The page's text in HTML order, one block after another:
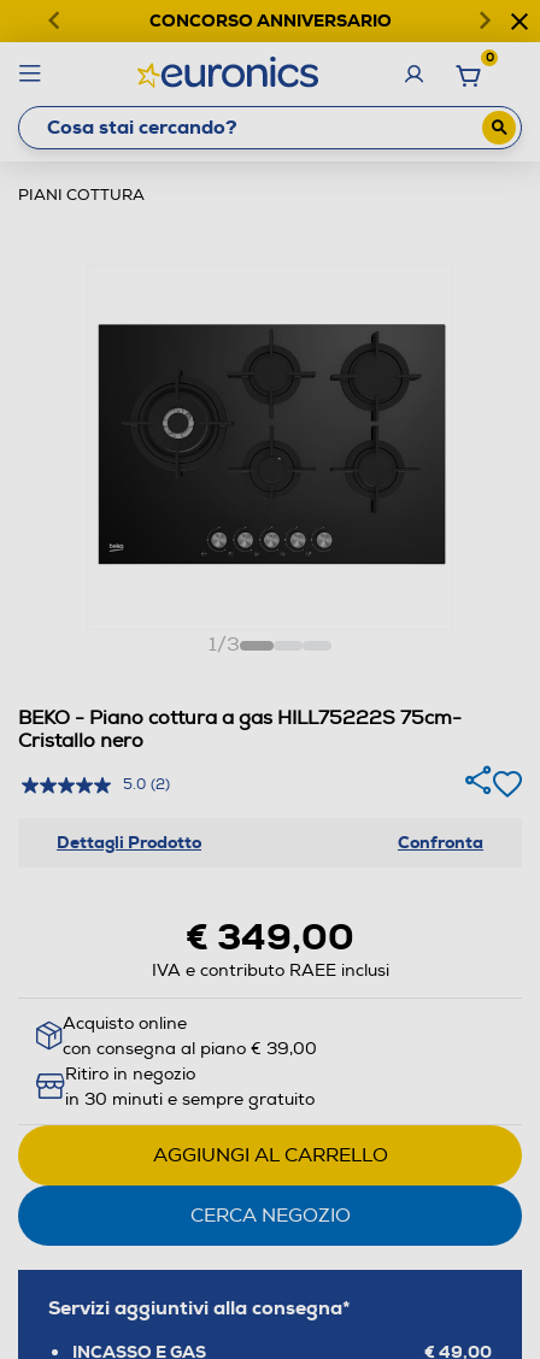
CONCORSO ANNIVERSARIO
0
PIANI COTTURA
1/3
BEKO - Piano cottura a gas HILL75222S 75cm-
Cristallo nero
5.0 (2)
Dettagli Prodotto Confronta
€ 349,00
IVA e contributo RAEE inclusi
Acquisto online
con consegna al piano € 39,00
Ritiro in negozio
in 30 minuti e sempre gratuito
AGGIUNGI AL CARRELLO
CERCA NEGOZIO
Servizi aggiuntivi alla consegna*
INCASSO E GAS
€ 49,00